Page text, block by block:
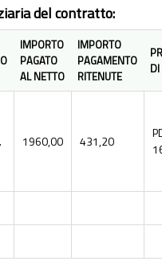
del contratto:
IMPORTO
PAGATO
AL NETTO
IMPORTO
PAGAMENTO
RITENUTE
1960,00 431,20